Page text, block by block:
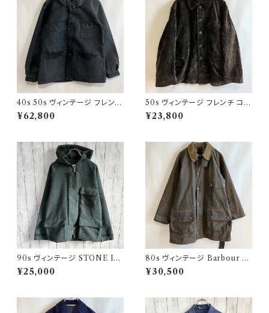
40s 50s ヴィンテージ フレンチ
Vポケ ブラックモールスキンジャ
ケット カバーオール
¥62,800
50s ヴィンテージ フレンチ コー
デュロイジャケット ビンテージ
ファーマーズジャケット
¥23,800
90s ヴィンテージ STONE ISL
AND ウールジャケット ストーン
アイランド グリーンエッジ
¥25,000
80s ヴィンテージ Barbour 2
ワラント ソルウェイジッパー Sol
way Zipper オイルドジャケット
¥30,500